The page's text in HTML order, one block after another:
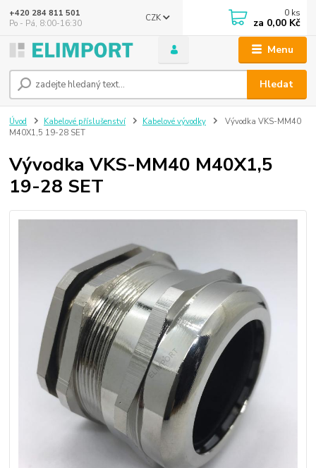
Menu
CZK
Hledat
+420 284 811 501
Po - Pá, 8:00-16:30
0 ks
za 0,00 Kč
Úvod Kabelové příslušenství Kabelové vývodky
Vývodka VKS-MM40
M40X1,5 19-28 SET
Vývodka VKS-MM40 M40X1,5
19-28 SET